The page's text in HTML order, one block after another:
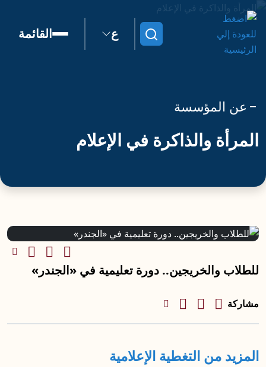
ابحث ع القائمة
عن المؤسسة
المرأة والذاكرة في الإعلام
للطلاب والخريجين.. دورة تعليمية في «الجندر»
مشاركة
مشاركة
المزيد من التغطية الإعلامية